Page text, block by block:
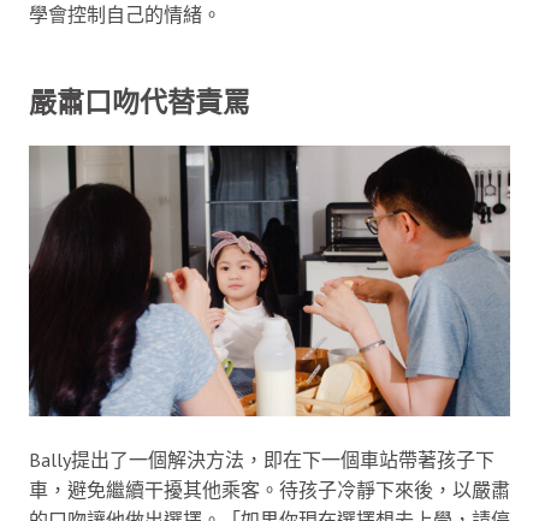
學會控制自己的情緒。
嚴肅口吻代替責罵
Bally提出了一個解決方法，即在下一個車站帶著孩子下
車，避免繼續干擾其他乘客。待孩子冷靜下來後，以嚴肅